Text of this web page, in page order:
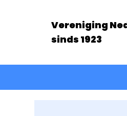
Vereniging
sinds 1923